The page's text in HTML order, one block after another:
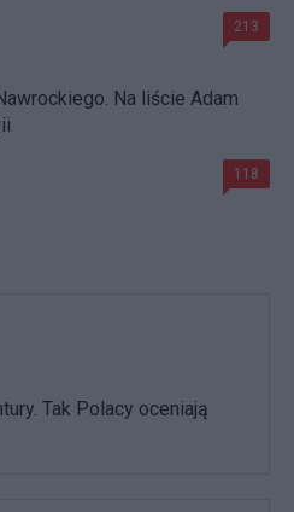
213
Na liście Adam
118
Tak Polacy oceniają